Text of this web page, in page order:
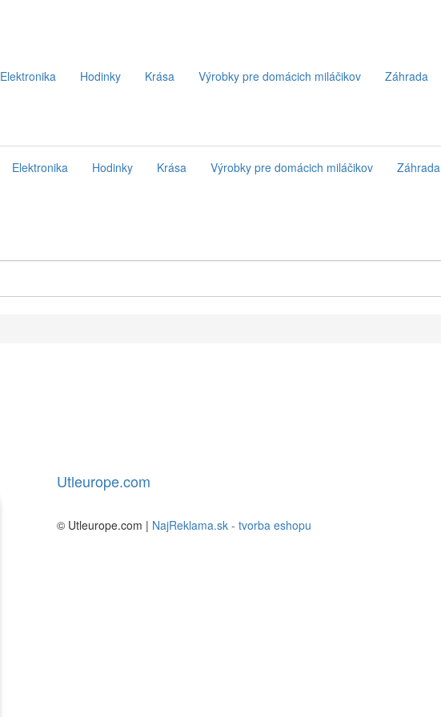
Elektronika Hodinky Krása Výrobky pre domácich miláčikov Záhrada
Elektronika Hodinky Krása Výrobky pre domácich miláčikov Záhrada
Utleurope.com
© Utleurope.com | NajReklama.sk - tvorba eshopu